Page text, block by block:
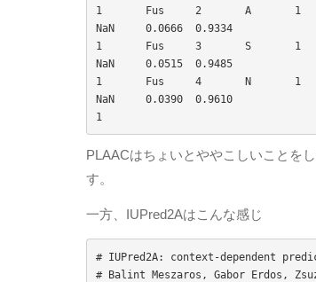
1	Fus	2	A	1	1	0.0455	0.3722	-0.15981566	0.3334	-0.07495606	NaN	NaN
NaN	0.0666	0.9334
1	Fus	3	S	1	1	0.0435	0.3609	-0.18945652	0.3773	-0.06868978	NaN	NaN
NaN	0.0515	0.9485
1	Fus	4	N	1	1	0.0417	0.3648	-0.17665741	0.3792	-0.06746190	NaN	NaN
NaN	0.0390	0.9610
1
PLAACはちょいとややこしいことを
す。
一方、IUPred2Aはこんな感じ
# IUPred2A: context-dependent
# Balint Meszaros, Gabor Erdos,